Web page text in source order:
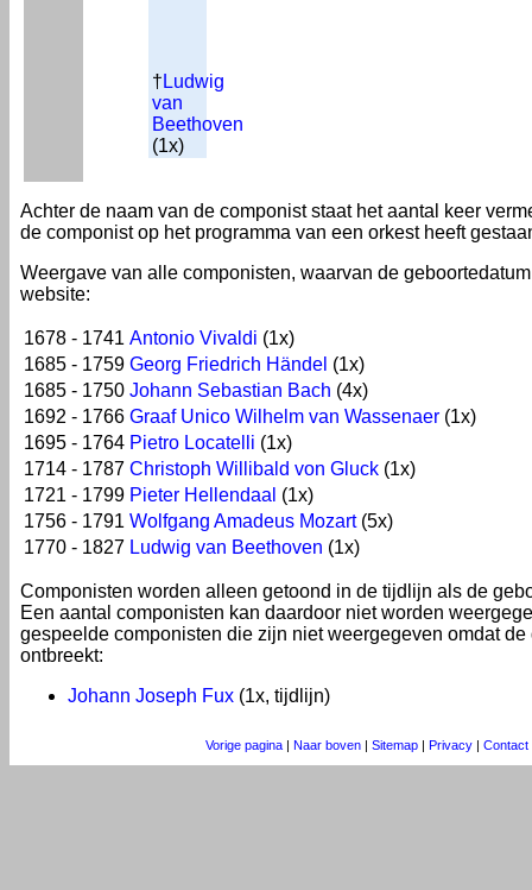
† Ludwig
van
Beethoven
(1x)
Achter de naam van de componist staat het aantal keer
de componist op het programma van een orkest heeft
Weergave van alle componisten, waarvan de
website:
1678 - 1741 Antonio Vivaldi (1x)
1685 - 1759 Georg Friedrich Händel (1x)
1685 - 1750 Johann Sebastian Bach (4x)
1692 - 1766 Graaf Unico Wilhelm van Wassenaer (1x)
1695 - 1764 Pietro Locatelli (1x)
1714 - 1787 Christoph Willibald von Gluck (1x)
1721 - 1799 Pieter Hellendaal (1x)
1756 - 1791 Wolfgang Amadeus Mozart(5x)
1770 - 1827 Ludwig van Beethoven (1x)
Componisten worden alleen getoond in de tijdlijn als de
Een aantal componisten kan daardoor niet worden
gespeelde componisten die zijn niet weergegeven omdat de
ontbreekt:
Johann Joseph Fux (1x, tijdlijn)
Vorige pagina | Naar boven | Sitemap | Privacy | Contact